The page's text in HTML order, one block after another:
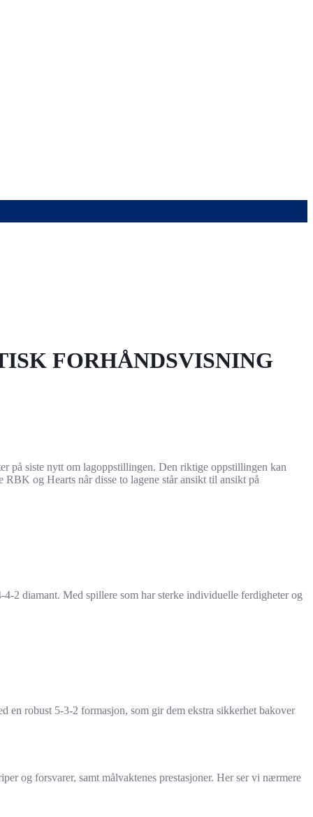
FORHÅNDSVISNING
på siste nytt om lagoppstillingen. Den riktige oppstillingen kan
og Hearts når disse to lagene står ansikt til ansikt på
2 diamant. Med spillere som har sterke individuelle ferdigheter og
robust 5-3-2 formasjon, som gir dem ekstra sikkerhet bakover
og forsvarer, samt målvaktenes prestasjoner. Her ser vi nærmere